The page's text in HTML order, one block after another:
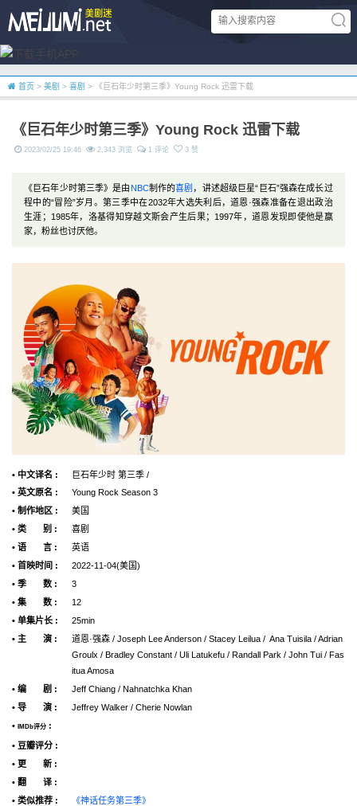
首页 > 美剧 > 喜剧 > 《巨石年少时第三季》Young Rock 迅雷下载
《巨石年少时第三季》Young Rock 迅雷下载
2023/02/25 19:46 2,343 浏览 1 评论 3 赞
《巨石年少时第三季》是由 NBC制作的喜剧 ，讲述超级巨星“巨石”强森在成长过
程中的“冒险”岁月。第三季中在2032年大选失利后，道恩·强森准备在退出政治
生涯；1985年，洛基得知穿越文斯会产生后果；1997年，道恩发现即使他是赢
家，粉丝也讨厌他。
• 中文译名 :
巨石年少时 第三季 /
• 英文原名 :
Young Rock Season 3
• 制作地区 :
美国
• 类 别 :
喜剧
• 语 言 :
英语
• 首映时间 :
2022-11-04(美国)
• 季 数 :
3
• 集 数 :
12
• 单集片长 :
25min
• 主 演 :
道恩·强森 / Joseph Lee Anderson / Stacey Leilua / Ana Tuisila / Adrian
Groulx / Bradley Constant / Uli Latukefu / Randall Park / John Tui / Fas
itua Amosa
• 编 剧 :
Jeff Chiang / Nahnatchka Khan
• 导 演 :
Jeffrey Walker / Cherie Nowlan
•
IMDb评分 :
• 豆瓣评分 :
• 更 新 :
• 翻 译 :
• 类似推荐 :
《神话任务第三季》